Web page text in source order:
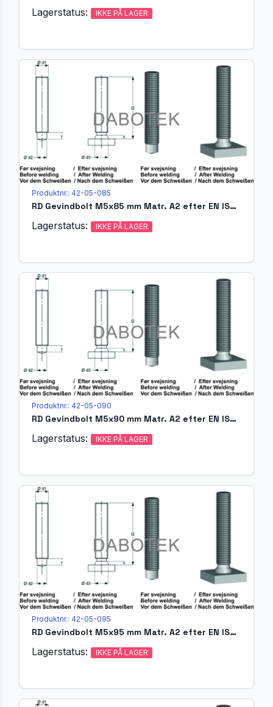
Lagerstatus: IKKE PÅ LAGER
Produktnr.: 42-05-085
RD Gevindbolt M5x85 mm Matr. A2 efter EN ISO 13918 (MR)
Lagerstatus: IKKE PÅ LAGER
Produktnr.: 42-05-090
RD Gevindbolt M5x90 mm Matr. A2 efter EN ISO 13918 (MR)
Lagerstatus: IKKE PÅ LAGER
Produktnr.: 42-05-095
RD Gevindbolt M5x95 mm Matr. A2 efter EN ISO 13918 (MR)
Lagerstatus: IKKE PÅ LAGER